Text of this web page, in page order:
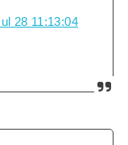
28 11:13:04